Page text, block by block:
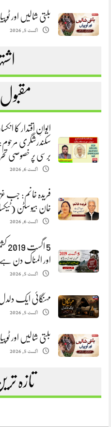
بلتی شالیں اور
اگست 5, 2026
ایوانِ اقتدار کا
سکندرشگری
برسی پر خصوصی
اگست 6, 2026
فریدہ خانم: جب
خان ہیوسٹن
اگست 6, 2026
5
اور المناک دن
اگست 5, 2026
مہنگائی ایک
اگست 5, 2026
بلتی شالیں اور
اگست 5, 2026
تازہ